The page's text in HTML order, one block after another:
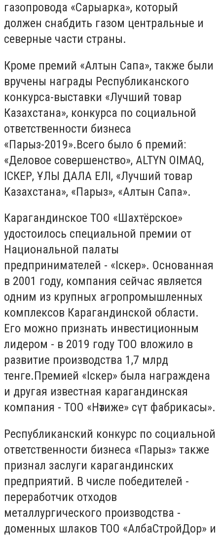
газопровода «Сарыарка», который
должен снабдить газом центральные и
северные части страны.
Кроме премий «Алтын Сапа», также были
вручены награды Республиканского
конкурса-выставки «Лучший товар
Казахстана», конкурса по социальной
ответственности бизнеса
«Парыз-2019».Всего было 6 премий:
«Деловое совершенство», ALTYN OIMAQ,
ІСКЕР, ҰЛЫ ДАЛА ЕЛІ, «Лучший товар
Казахстана», «Парыз», «Алтын Сапа».
Карагандинское ТОО «Шахтёрское»
удостоилось специальной премии от
Национальной палаты
предпринимателей - «Iскер». Основанная
в 2001 году, компания сейчас является
одним из крупных агропромышленных
комплексов Карагандинской области.
Его можно признать инвестиционным
лидером - в 2019 году ТОО вложило в
развитие производства 1,7 млрд
тенге.Премией «Iскер» была награждена
и другая известная карагандинская
компания - ТОО «Нәтиже» сүт фабрикасы».
Республиканский конкурс по социальной
ответственности бизнеса «Парыз» также
признал заслуги карагандинских
предприятий. В числе победителей -
переработчик отходов
металлургического производства -
доменных шлаков ТОО «АлбаСтройДор» и